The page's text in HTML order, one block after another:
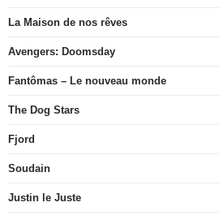
La Maison de nos rêves
Avengers: Doomsday
Fantômas – Le nouveau monde
The Dog Stars
Fjord
Soudain
Justin le Juste